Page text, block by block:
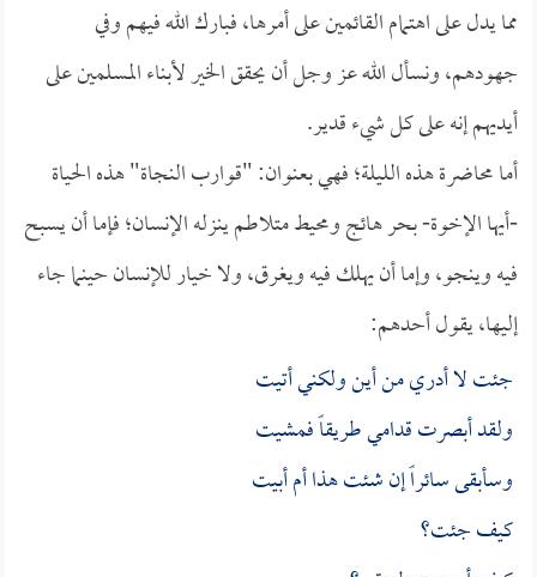
مما يدل على اهتمام القائمين على أمرها، فبارك الله فيهم وفي
جهودهم، ونسأل الله عز وجل أن يحقق الخير لأبناء المسلمين على
أيديهم إنه على كل شيء قدير.
أما محاضرة هذه الليلة؛ فهي بعنوان: "قوارب النجاة" هذه الحياة
-أيها الإخوة- بحر هائج ومحيط متلاطم ينزله الإنسان؛ فإما أن يسبح
فيه وينجو، وإما أن يهلك فيه ويغرق، ولا خيار للإنسان حينما جاء
إليها، يقول أحدهم:
جئت لا أدري من أين ولكني أتيت
ولقد أبصرت قدامي طريقاً فمشيت
وسأبقى سائراً إن شئت هذا أم أبيت
كيف جئت؟